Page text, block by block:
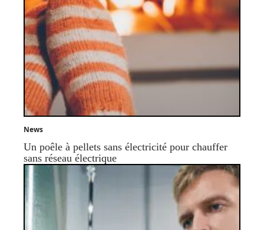
News
Un poêle à pellets sans électricité pour chauffer
sans réseau électrique